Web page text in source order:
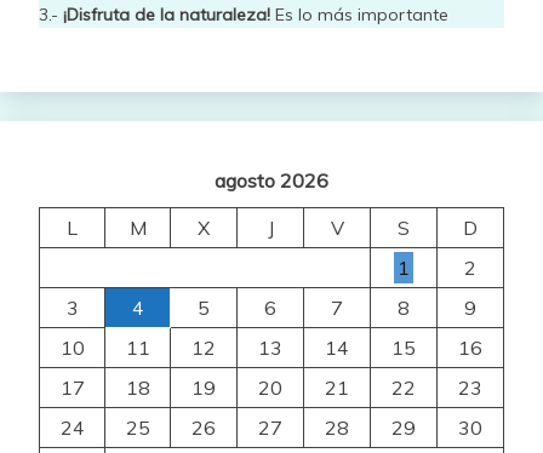
3.- ¡Disfruta de la naturaleza! Es lo más importante
agosto 2026
L
M X J V S
D
1
2
3
4 5 6 7 8
9
10
11 12 13 14 15
16
17
18 19 20 21 22
23
24
25 26 27 28 29
30